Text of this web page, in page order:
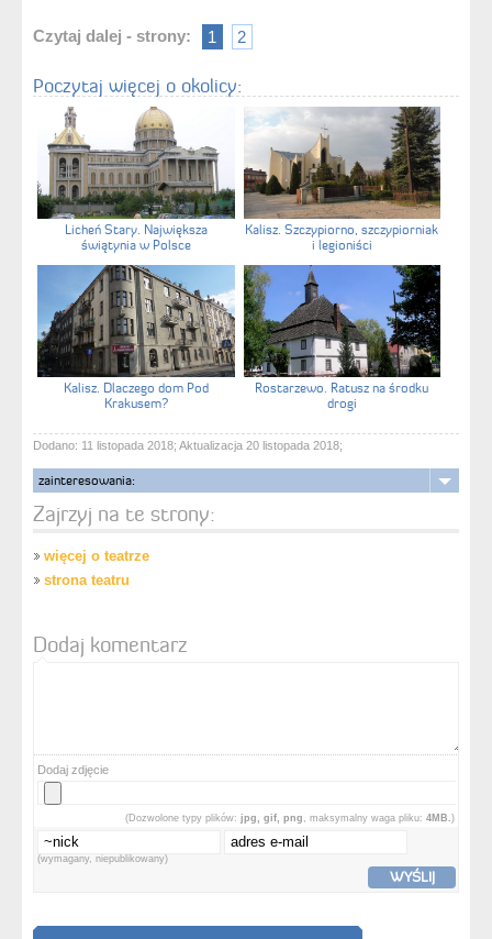
Czytaj dalej - strony: 1 2
Poczytaj więcej o okolicy:
Licheń Stary. Największa
świątynia w Polsce
Kalisz. Szczypiorno, szczypiorniak
i legioniści
Kalisz. Dlaczego dom Pod
Krakusem?
Rostarzewo. Ratusz na środku
drogi
Dodano: 11 listopada 2018; Aktualizacja 20 listopada 2018;
zainteresowania:
Zajrzyj na te strony:
więcej o teatrze
strona teatru
Dodaj komentarz
Dodaj zdjęcie
(Dozwolone typy plików: jpg, gif, png , maksymalny waga pliku: 4MB. )
(wymagany, niepublikowany)
WYŚLIJ